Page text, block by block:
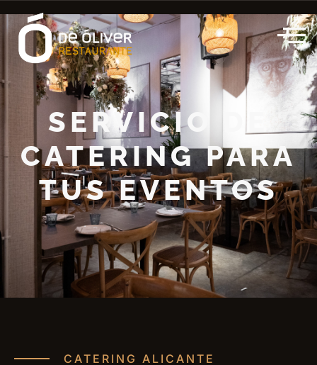
SERVICIO DE
CATERING PARA
TUS EVENTOS
CATERING ALICANTE